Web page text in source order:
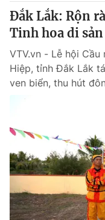
VTV9
Liên hệ tòa soạn
Theo dõi báo trên
Cơ quan chủ quản:Đài
Cơ quan báo chí:Thời
Đắk Lắk: Rộn
Tinh hoa di
VTV.vn - Lễ hội
Hiệp, tỉnh Đắk Lắk
ven biển, thu hút